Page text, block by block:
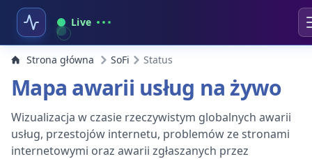
Live
Strona główna SoFi Status
Mapa awarii usług na żywo
Wizualizacja w czasie rzeczywistym globalnych awarii
usług, przestojów internetu, problemów ze stronami
internetowymi oraz awarii zgłaszanych przez